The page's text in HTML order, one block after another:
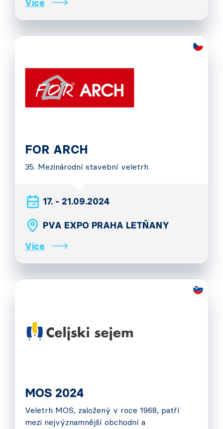
Více
FOR ARCH
35. Mezinárodní stavební veletrh
17. - 21.09.2024
PVA EXPO PRAHA LETŇANY
Více
MOS 2024
Veletrh MOS, založený v roce 1968, patří
mezi nejvýznamnější obchodní a